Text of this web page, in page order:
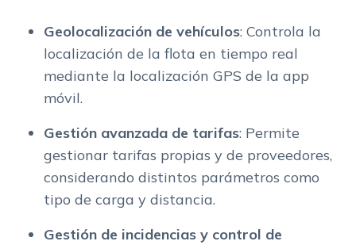
Geolocalización de vehículos: Controla la
localización de la flota en tiempo real
mediante la localización GPS de la app
móvil.
Gestión avanzada de tarifas: Permite
gestionar tarifas propias y de proveedores,
considerando distintos parámetros como
tipo de carga y distancia.
Gestión de incidencias y control de